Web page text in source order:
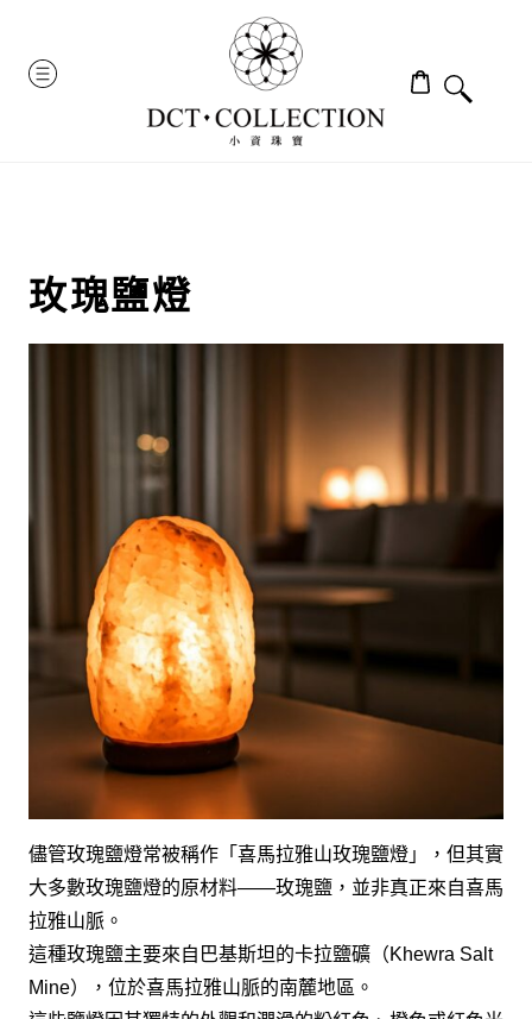
content
MENU
玫瑰鹽燈
儘管玫瑰鹽燈常被稱作「喜馬拉雅山玫瑰鹽燈」，但其實
大多數玫瑰鹽燈的原材料——玫瑰鹽，並非真正來自喜馬
拉雅山脈。
這種玫瑰鹽主要來自巴基斯坦的卡拉鹽礦（Khewra Salt
Mine），位於喜馬拉雅山脈的南麓地區。